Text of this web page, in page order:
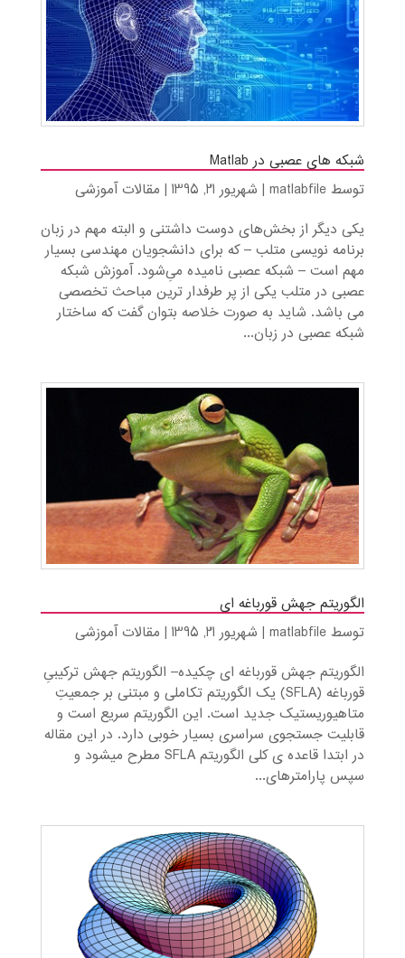
شبکه های عصبی در Matlab
توسطmatlabfile
| شهریور 21, 1395 | مقالات آموزشی
یکی دیگر از بخش‌های دوست داشتنی و البته مهم در زبان
برنامه نویسی متلب – که برای دانشجویان مهندسی بسیار
مهم است – شبکه عصبی نامیده می‌ِشود. آموزش شبکه‌
عصبی در متلب یکی از پر طرفدار ترین مباحث تخصصی
می باشد. شاید به صورت خلاصه بتوان گفت که ساختار
شبکه عصبی در زبان...
الگوریتم جهش قورباغه ای
توسطmatlabfile
| شهریور 21, 1395 | مقالات آموزشی
الگوریتم جهش قورباغه ای چکیده– الگوریتم جهش ترکیبیِ
قورباغه (SFLA) یک الگوریتم تکاملی و مبتنی بر جمعیتِ
متاهیوریستیک جدید است. این الگوریتم سریع است و
قابلیت جستجوی سراسری بسیار خوبی دارد. در این مقاله
در ابتدا قاعده ­ی کلی الگوریتم SFLA مطرح می­شود و
سپس پارامترهای...